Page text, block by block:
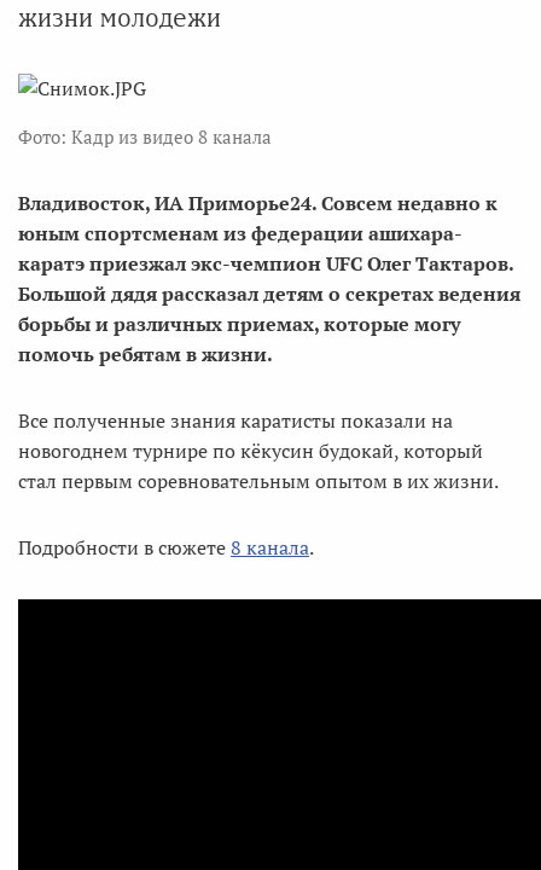
жизни молодежи
Фото: Кадр из видео 8 канала
Владивосток, ИА Приморье24. Совсем недавно к
юным спортсменам из федерации ашихара-
каратэ приезжал экс-чемпион UFC Олег Тактаров.
Большой дядя рассказал детям о секретах ведения
борьбы и различных приемах, которые могу
помочь ребятам в жизни.
Все полученные знания каратисты показали на
новогоднем турнире по кёкусин будокай, который
стал первым соревновательным опытом в их жизни.
Подробности в сюжете8 канала.